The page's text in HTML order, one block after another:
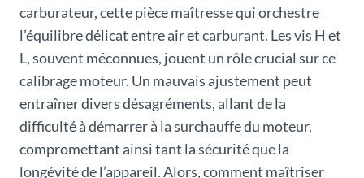
carburateur, cette pièce maîtresse qui orchestre
l’équilibre délicat entre air et carburant. Les vis H et
L, souvent méconnues, jouent un rôle crucial sur ce
calibrage moteur. Un mauvais ajustement peut
entraîner divers désagréments, allant de la
difficulté à démarrer à la surchauffe du moteur,
compromettant ainsi tant la sécurité que la
longévité de l’appareil. Alors, comment maîtriser